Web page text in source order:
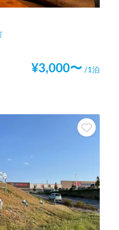
¥3,000〜 /1泊